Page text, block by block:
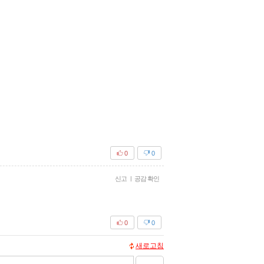
0
0
신고 | 공감 확인
0
0
새로고침